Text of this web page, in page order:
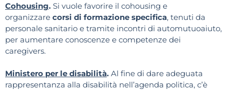
Cohousing. Si vuole favorire il cohousing e
organizzare corsi di formazione specifica, tenuti da
personale sanitario e tramite incontri di automutuoaiuto,
per aumentare conoscenze e competenze dei
caregivers.
Ministero per le disabilità. Al fine di dare adeguata
rappresentanza alla disabilità nell’agenda politica, c’è